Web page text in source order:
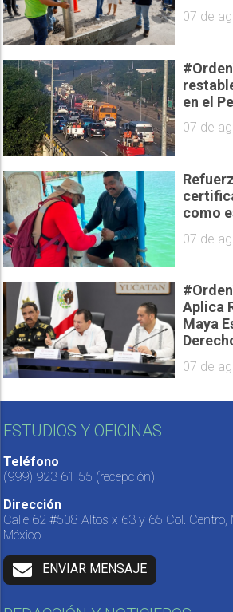
07 de
en el
07 de
como
07 de
Aplica
Maya
07 de
ESTUDIOS Y OFICINAS
Teléfono
(999) 923 61 55 (recepción)
Dirección
Calle 62 #508 Altos x 63 y 65 Col. Centro,
México.
ENVIAR MENSAJE